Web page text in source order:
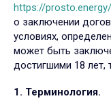
https://prosto.energy/
о заключении
условиях,
может быть
достигшими 18 лет,
1. Терминология.